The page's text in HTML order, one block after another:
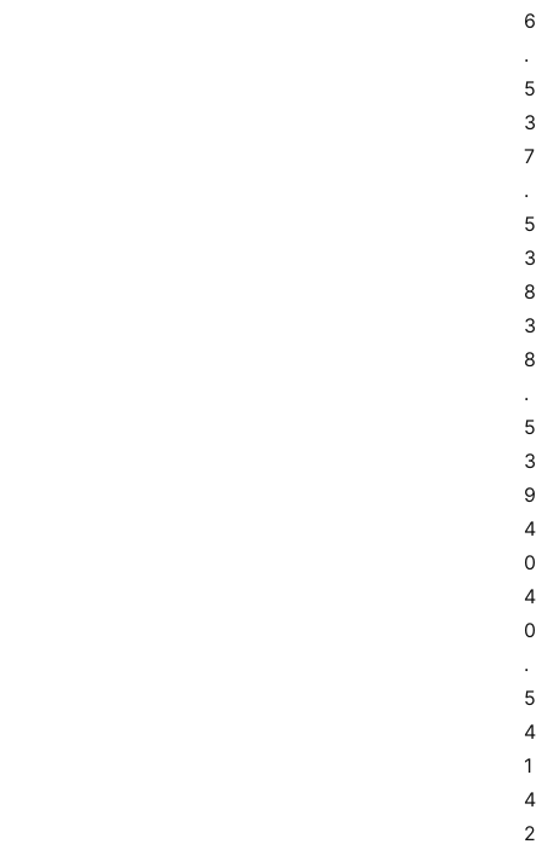
6
.
5
3
7
.
5
3
8
3
8
.
5
3
9
4
0
4
0
.
5
4
1
4
2